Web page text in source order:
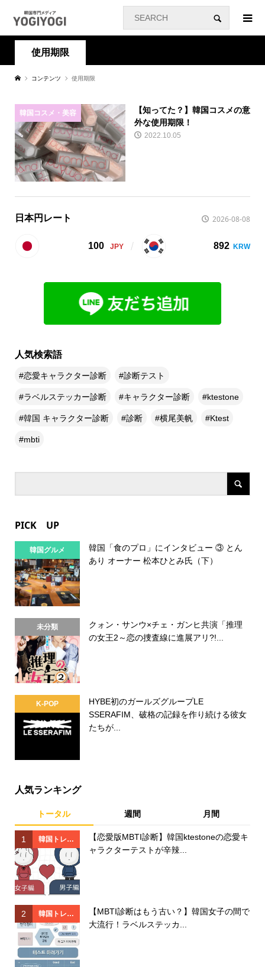
使用期限
コンテンツ 使用期限
韓国コスメ・美容
【知ってた？】韓国コスメの意
外な使用期限！
2022.10.05
日本円レート 2026-08-08
100 892
人気検索語
恋愛キャラクター診断 診断テスト
ラベルステッカー診断 キャラクター診断 ktestone
韓国 キャラクター診断 診断 横尾美帆 Ktest
mbti
PICK UP
韓国グルメ
韓国「食のプロ」にインタビュー ③ とん
あり オーナー 松本ひとみ氏（下）
未分類
クォン・サンウ×チェ・ガンヒ共演「推理
の女王2～恋の捜査線に進展アリ?!...
K-POP
HYBE初のガールズグループLE
SSERAFIM、破格の記録を作り続ける彼女
たちが...
人気ランキング
トータル 週間 月間
1 韓国トレン
ド
【恋愛版MBTI診断】韓国ktestoneの恋愛キ
ャラクターテストが辛辣...
2 韓国トレン
ド
【MBTI診断はもう古い？】韓国女子の間で
大流行！ラベルステッカ...